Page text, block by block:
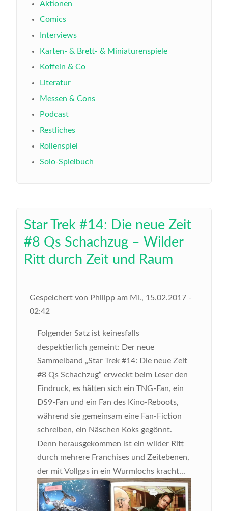
Aktionen
Comics
Interviews
Karten- & Brett- & Miniaturenspiele
Koffein & Co
Literatur
Messen & Cons
Podcast
Restliches
Rollenspiel
Solo-Spielbuch
Star Trek #14: Die neue Zeit
#8 Qs Schachzug – Wilder
Ritt durch Zeit und Raum
Gespeichert von Philipp am Mi., 15.02.2017 -
02:42
Folgender Satz ist keinesfalls
despektierlich gemeint: Der neue
Sammelband „Star Trek #14: Die neue Zeit
#8 Qs Schachzug“ erweckt beim Leser den
Eindruck, es hätten sich ein TNG-Fan, ein
DS9-Fan und ein Fan des Kino-Reboots,
während sie gemeinsam eine Fan-Fiction
schreiben, ein Näschen Koks gegönnt.
Denn herausgekommen ist ein wilder Ritt
durch mehrere Franchises und Zeitebenen,
der mit Vollgas in ein Wurmlochs kracht...